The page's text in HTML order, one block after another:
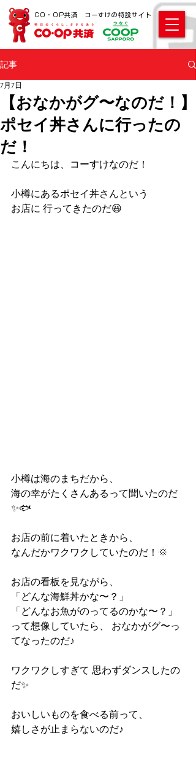
CO・OP共済 コーすけの特設サイト
記事
【おなかがグ〜なのだ！】
ポセイ丼さんに行ったの
だ！
7月7日
こんにちは、コーすけなのだ！
小樽にあるポセイ丼さんという
お店に 行ってきたのだ😆
小樽は海のまちだから、
海の幸がたくさんあるって聞いたのだ
✨🐟
お店の前に着いたときから、
なんだかワクワクしていたのだ！🌞
お店の看板を見ながら、
「どんな海鮮丼かな〜？」
「どんなお魚がのってるのかな〜？」
って想像していたら、 おなかがグ〜っ
てなったのだ♪
ワクワクしすぎて 思わずダンスしたの
だ✨
おいしいものを食べる前って、
嬉しさが止まらないのだ♪